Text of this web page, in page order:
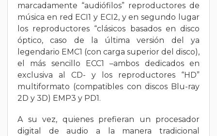
marcadamente “audiófilos” reproductores de
música en red ECI1 y ECI2, y en segundo lugar
los reproductores “clásicos basados en disco
óptico, caso de la última versión del ya
legendario EMC1 (con carga superior del disco),
el más sencillo ECC1 –ambos dedicados en
exclusiva al CD- y los reproductores “HD”
multiformato (compatibles con discos Blu-ray
2D y 3D) EMP3 y PD1.
A su vez, quienes prefieran un procesador
digital de audio a la manera tradicional